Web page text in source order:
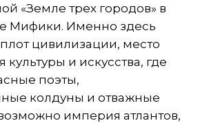
«Земле трех городов» в
Мифики. Именно здесь
цивилизации, место
культуры и искусства, где
поэты,
колдуны и отважные
империя атлантов,